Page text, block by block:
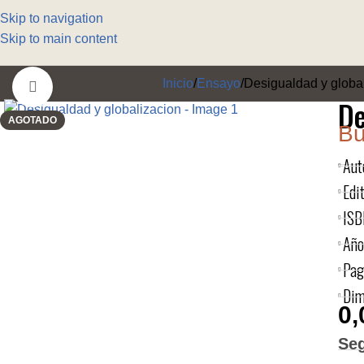
Skip to navigation
Skip to main content
Inicio Ensayo Desigualdad y
AGOTADO